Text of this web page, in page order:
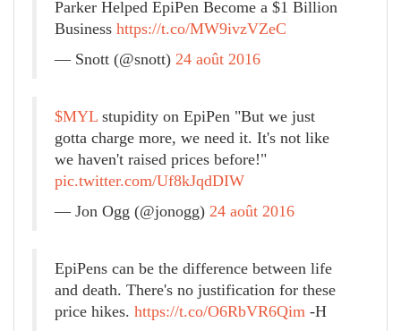
Parker Helped EpiPen Become a $1 Billion
Business https://t.co/MW9ivzVZeC
— Snott (@snott) 24 août 2016
$MYL stupidity on EpiPen "But we just
gotta charge more, we need it. It's not like
we haven't raised prices before!"
pic.twitter.com/Uf8kJqdDIW
— Jon Ogg (@jonogg) 24 août 2016
EpiPens can be the difference between life
and death. There's no justification for these
price hikes. https://t.co/O6RbVR6Qim -H